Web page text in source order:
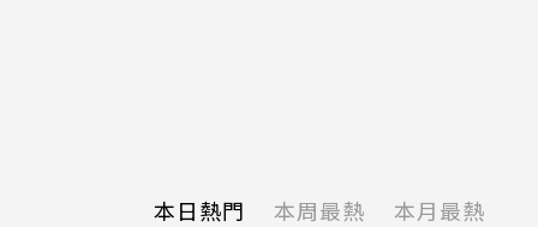
本日熱門 本周最熱 本月最熱